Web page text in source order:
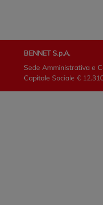
BENNET S.p.A.
Sede Amministrativa e
Capitale Sociale €